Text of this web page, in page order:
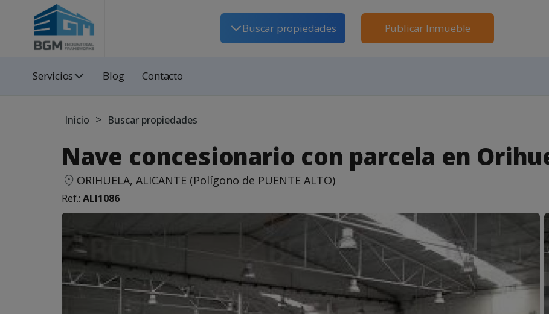
Buscar propiedades Publicar Inmueble
Blog
Servicios Contacto
Inicio > Buscar propiedades
Nave concesionario con parcela en
ORIHUELA, ALICANTE (Polígono de PUENTE ALTO)
Ref.: ALI1086